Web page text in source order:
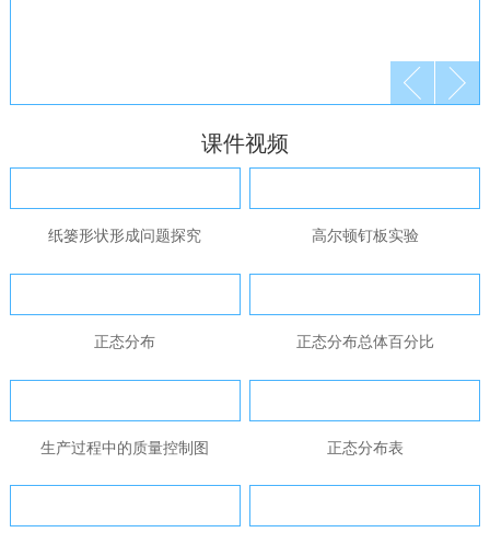
课件视频
纸篓形状形成问题探究 高尔顿钉板实验
正态分布 正态分布总体百分比
生产过程中的质量控制图 正态分布表